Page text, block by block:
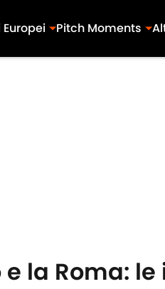
Pitch Moments
la Roma: le